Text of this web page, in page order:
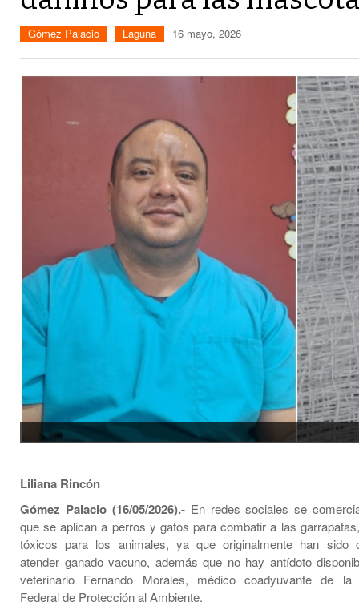
Gómez Palacio Laguna 16 mayo, 2026
Liliana Rincón
Gómez Palacio (16/05/2026).-En redes sociales se
que se aplican a perros y gatos para combatir a las
tóxicos para los animales, ya que originalmente han sido
atender ganado vacuno, además que no hay antídoto
veterinario Fernando Morales, médico coadyuvante de la
Federal de Protección al Ambiente.